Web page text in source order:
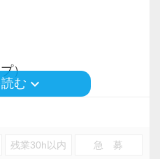
）
む keyboard_arrow_down
残業30h以内 急 募